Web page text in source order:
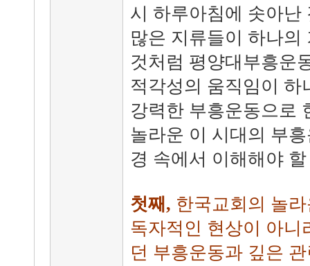
시 하루아침에 솟아난
많은 지류들이 하나의
것처럼 평양대부흥운
적각성의 움직임이 하
강력한 부흥운동으로
놀라운 이 시대의 부
경 속에서 이해해야
첫째, 한국교회의 놀
독자적인 현상이 아니
던 부흥운동과 깊은